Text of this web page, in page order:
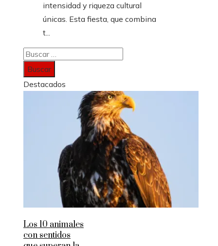
intensidad y riqueza cultural
únicas. Esta fiesta, que combina
t...
Buscar:
Destacados
Los 10 animales
con sentidos